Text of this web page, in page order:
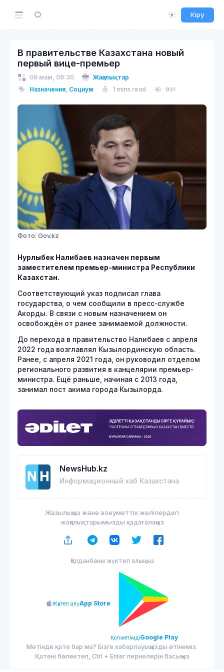
Кіру
В правительстве Казахстана новый
первый вице-премьер
06 мам, 09:30
Жаңалықтар
Назначения, Социум 1 mins read 931
Фото: Gov.kz
Нурлыбек Налибаев назначен первым
заместителем премьер-министра Республики
Казахстан.
Соответствующий указ подписал глава
государства, о чем сообщили в пресс-службе
Акорды. В связи с новым назначением он
освобождён от ранее занимаемой должности.
До перехода в правительство Налибаев с апреля
2022 года возглавлял Кызылординскую область.
Ранее, с апреля 2021 года, он руководил отделом
регионального развития в канцелярии премьер-
министра. Ещё раньше, начиная с 2013 года,
занимал пост акима города Кызылорда.
NewsHub.kz
Информационный хаб Казахстана
Жазылыңыз және әлеуметтік желілердегі
жаңалықтарымызды қадағалаңыз
Қолданбаны жүктеп алыңыз
Жүктеп алуApp Store
ҚолжетімдіGoogle Play
Мәтінде қате бар ма? Бізге хабарлауыңызды өтінеміз.
Қатені бөлектеп, Ctrl + Enter пернелерін басыңыз